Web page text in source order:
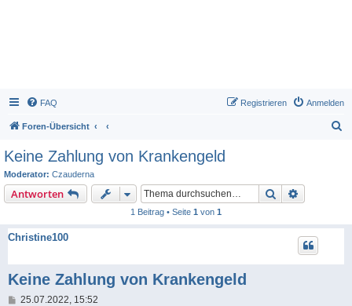
FAQ Anmelden
Registrieren
Foren-Übersicht
Keine Zahlung von Krankengeld
Moderator: Czauderna
Antworten Suche
1 Beitrag • Seite 1 von 1
Christine100
Keine Zahlung von Krankengeld
B25.07.2022, 15:52